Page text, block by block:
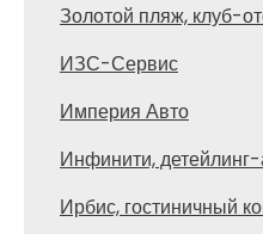
Золотой пляж, клуб-
ИЗС-Сервис
Империя Авто
Инфинити,
Ирбис, гостиничный